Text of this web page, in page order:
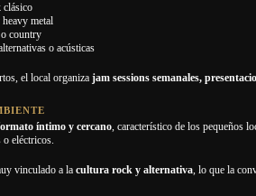
clásico
metal
country
o acústicas
el local organizajam sessions semanales,
íntimo y cercano, característico de los pequeños
o eléctricos.
vinculado a lacultura rock y alternativa, lo que la